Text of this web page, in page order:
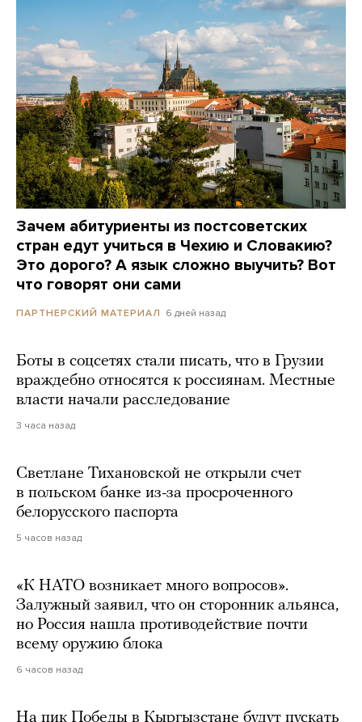
Зачем абитуриенты из постсоветских
стран едут учиться в Чехию и Словакию?
Это дорого? А язык сложно выучить? Вот
что говорят они сами
ПАРТНЕРСКИЙ МАТЕРИАЛ 6 дней назад
Боты в соцсетях стали писать, что в Грузии
враждебно относятся к россиянам. Местные
власти начали расследование
3 часа назад
Светлане Тихановской не открыли счет
в польском банке из-за просроченного
белорусского паспорта
5 часов назад
«К НАТО возникает много вопросов».
Залужный заявил, что он сторонник альянса,
но Россия нашла противодействие почти
всему оружию блока
6 часов назад
На пик Победы в Кыргызстане будут пускать